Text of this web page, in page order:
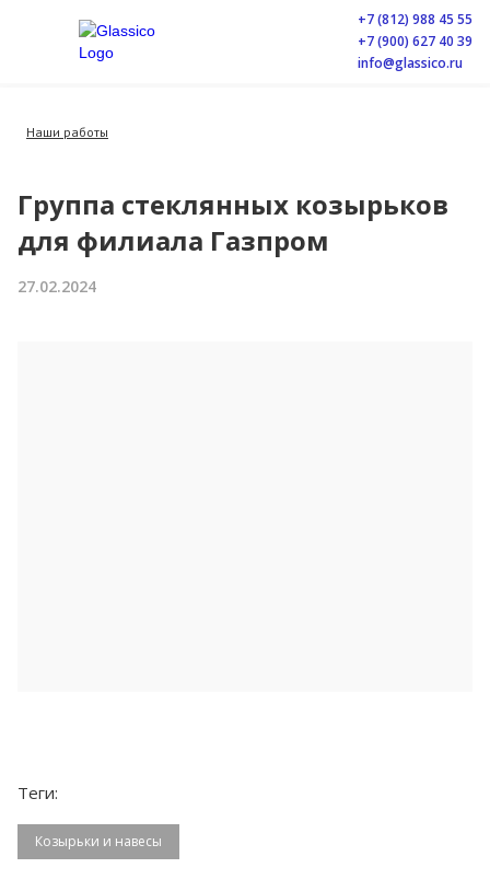
+7 (812) 988 45 55
+7 (900) 627 40 39
info@glassico.ru
Наши работы
Группа стеклянных козырьков
для филиала Газпром
27.02.2024
Теги:
Козырьки и навесы